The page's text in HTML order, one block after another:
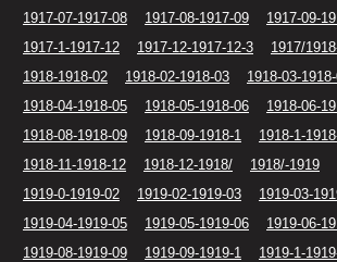
1917-07-1917-08
1917-08-1917-09
1917-09-
1917-1-1917-12
1917-12-1917-12-3
1917/
1918-1918-02
1918-02-1918-03
1918-03-
1918-04-1918-05
1918-05-1918-06
1918-06-
1918-08-1918-09
1918-09-1918-1
1918-1-
1918-11-1918-12
1918-12-1918/ 1918/-1919
1919-0-1919-02
1919-02-1919-03
1919-03-
1919-04-1919-05
1919-05-1919-06
1919-06-
1919-08-1919-09
1919-09-1919-1
1919-1-